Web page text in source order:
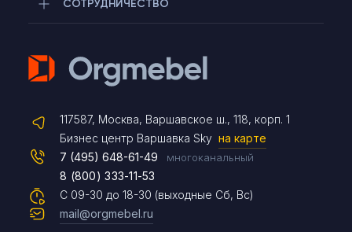
СОТРУДНИЧЕСТВО
117587, Москва, Варшавское ш., 118, корп. 1
Бизнес центр Варшавка Sky на карте
С 09-30 до 18-30 (выходные Сб, Вс)
7 (495) 648-61-49 многоканальный
8 (800) 333-11-53
mail@orgmebel.ru
Telegram
Max
Чат на сайте